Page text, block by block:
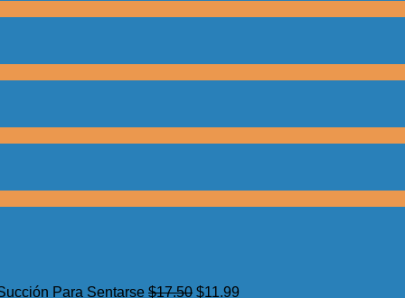
Para Sentarse $17.50 El
$11.99